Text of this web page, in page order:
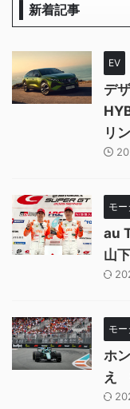
新着記事
EV
デ
リ
モ
au
山
モ
ホ
え